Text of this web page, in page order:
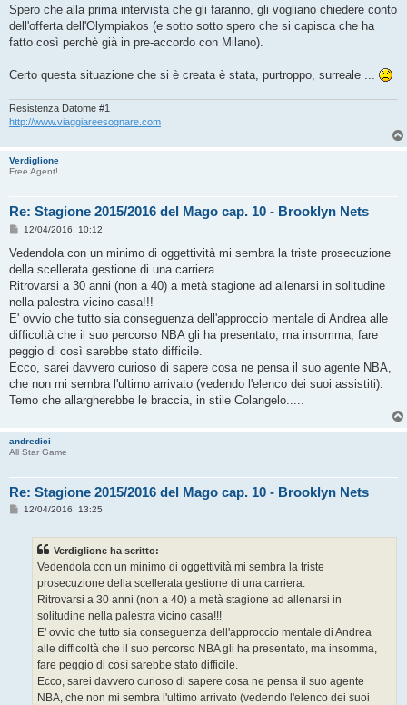
s
a
g
o
Spero che alla prima intervista che gli faranno, gli vogliano chiedere conto
dell'offerta dell'Olympiakos (e sotto sotto spero che si capisca che ha
fatto così perchè già in pre-accordo con Milano).
Certo questa situazione che si è creata è stata, purtroppo, surreale ...
Resistenza Datome #1
http://www.viaggiareesognare.com
Verdiglione
Free Agent!
Re: Stagione 2015/2016 del Mago cap. 10 - Brooklyn Nets
M
s
a
g
i
o
12/04/2016, 10:12
Vedendola con un minimo di oggettività mi sembra la triste prosecuzione
della scellerata gestione di una carriera.
Ritrovarsi a 30 anni (non a 40) a metà stagione ad allenarsi in solitudine
nella palestra vicino casa!!!
E' ovvio che tutto sia conseguenza dell'approccio mentale di Andrea alle
difficoltà che il suo percorso NBA gli ha presentato, ma insomma, fare
peggio di così sarebbe stato difficile.
Ecco, sarei davvero curioso di sapere cosa ne pensa il suo agente NBA,
che non mi sembra l'ultimo arrivato (vedendo l'elenco dei suoi assistiti).
Temo che allargherebbe le braccia, in stile Colangelo.....
andredici
All Star Game
Re: Stagione 2015/2016 del Mago cap. 10 - Brooklyn Nets
M
12/04/2016, 13:25
Verdiglione ha scritto:
Vedendola con un minimo di oggettività mi sembra la triste
prosecuzione della scellerata gestione di una carriera.
Ritrovarsi a 30 anni (non a 40) a metà stagione ad allenarsi in
solitudine nella palestra vicino casa!!!
E' ovvio che tutto sia conseguenza dell'approccio mentale di Andrea
alle difficoltà che il suo percorso NBA gli ha presentato, ma insomma,
fare peggio di così sarebbe stato difficile.
Ecco, sarei davvero curioso di sapere cosa ne pensa il suo agente
NBA, che non mi sembra l'ultimo arrivato (vedendo l'elenco dei suoi